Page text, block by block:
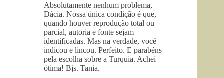
Absolutamente nenhum problema,
Dácia. Nossa única condição é que,
quando houver reprodução total ou
parcial, autoria e fonte sejam
identificadas. Mas na verdade, você
indicou e lincou. Perfeito. E parabéns
pela escolha sobre a Turquia. Achei
ótima! Bjs. Tania.